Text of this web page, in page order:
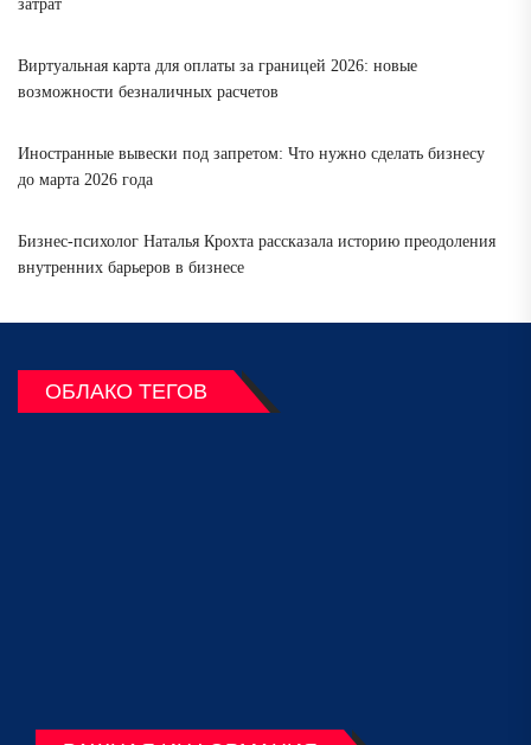
затрат
Виртуальная карта для оплаты за границей 2026: новые
возможности безналичных расчетов
Иностранные вывески под запретом: Что нужно сделать бизнесу
до марта 2026 года
Бизнес-психолог Наталья Крохта рассказала историю преодоления
внутренних барьеров в бизнесе
ОБЛАКО ТЕГОВ